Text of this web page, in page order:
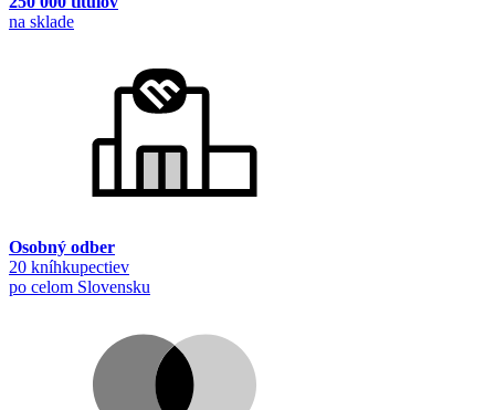
na sklade
Osobný odber
20 kníhkupectiev
po celom Slovensku